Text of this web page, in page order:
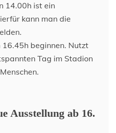
14.00h ist ein
kann man die
beginnen. Nutzt
Tag im Stadion
Ausstellung ab 16.